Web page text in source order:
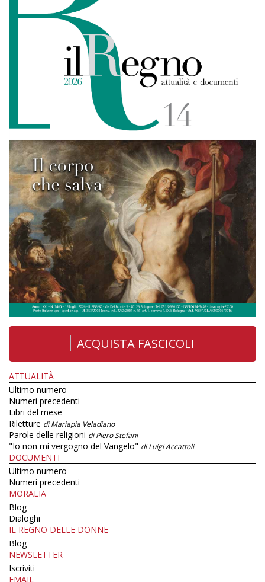
ACQUISTA FASCICOLI
ATTUALITÀ
Ultimo numero
Numeri precedenti
Libri del mese
Riletture di Mariapia Veladiano
Parole delle religioni di Piero Stefani
"Io non mi vergogno del Vangelo" di Luigi Accattoli
DOCUMENTI
Ultimo numero
Numeri precedenti
MORALIA
Blog
Dialoghi
IL REGNO DELLE DONNE
Blog
NEWSLETTER
Iscriviti
EMAIL